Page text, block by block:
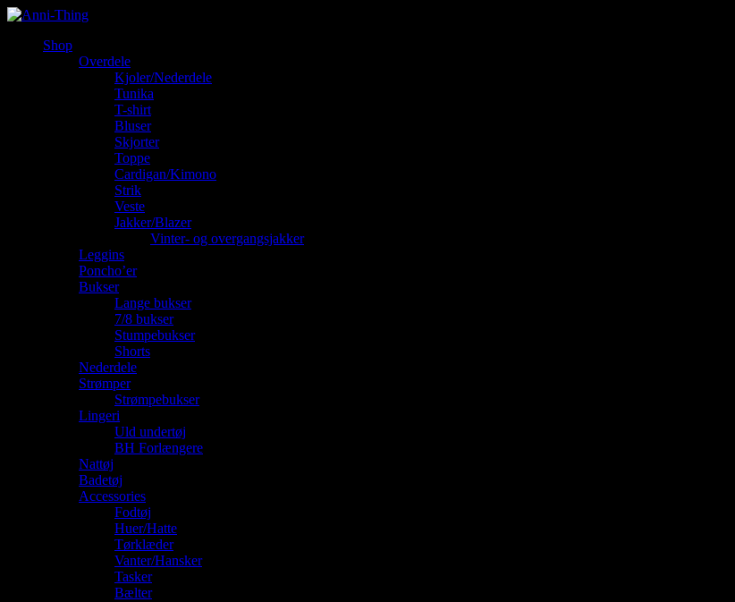
Shop
Overdele
Kjoler/Nederdele
Tunika
T-shirt
Bluser
Skjorter
Toppe
Cardigan/Kimono
Strik
Veste
Jakker/Blazer
Vinter- og overgangsjakker
Leggins
Poncho’er
Bukser
Lange bukser
7/8 bukser
Stumpebukser
Shorts
Nederdele
Strømper
Strømpebukser
Lingeri
Uld undertøj
BH Forlængere
Nattøj
Badetøj
Accessories
Fodtøj
Huer/Hatte
Tørklæder
Vanter/Hansker
Tasker
Bælter